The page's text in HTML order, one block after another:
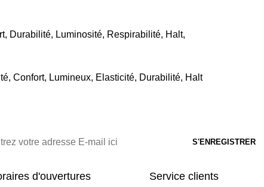
Durabilité, Luminosité, Respirabilité, Halt,
Confort, Lumineux, Elasticité, Durabilité, Halt
d'ouvertures Service clients